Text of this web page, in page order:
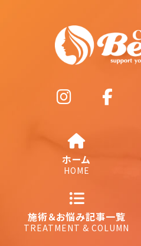
ホーム
HOME
施術＆お悩み記事一覧
TREATMENT & COLUMN